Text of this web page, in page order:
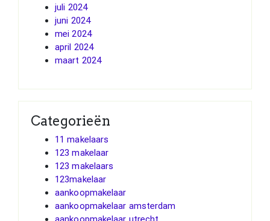
juli 2024
juni 2024
mei 2024
april 2024
maart 2024
Categorieën
11 makelaars
123 makelaar
123 makelaars
123makelaar
aankoopmakelaar
aankoopmakelaar amsterdam